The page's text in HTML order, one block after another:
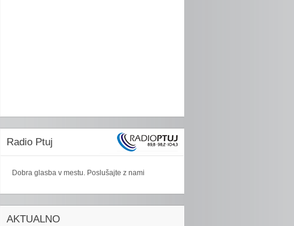
Radio Ptuj
Dobra glasba v mestu. Poslušajte z nami
AKTUALNO